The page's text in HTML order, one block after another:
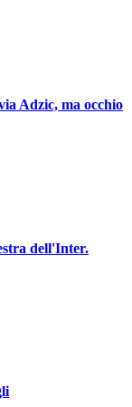
Adzic, ma occhio
dell'Inter.